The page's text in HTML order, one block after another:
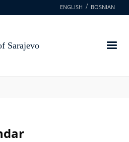
ENGLISH BOSNIAN
Sarajevo